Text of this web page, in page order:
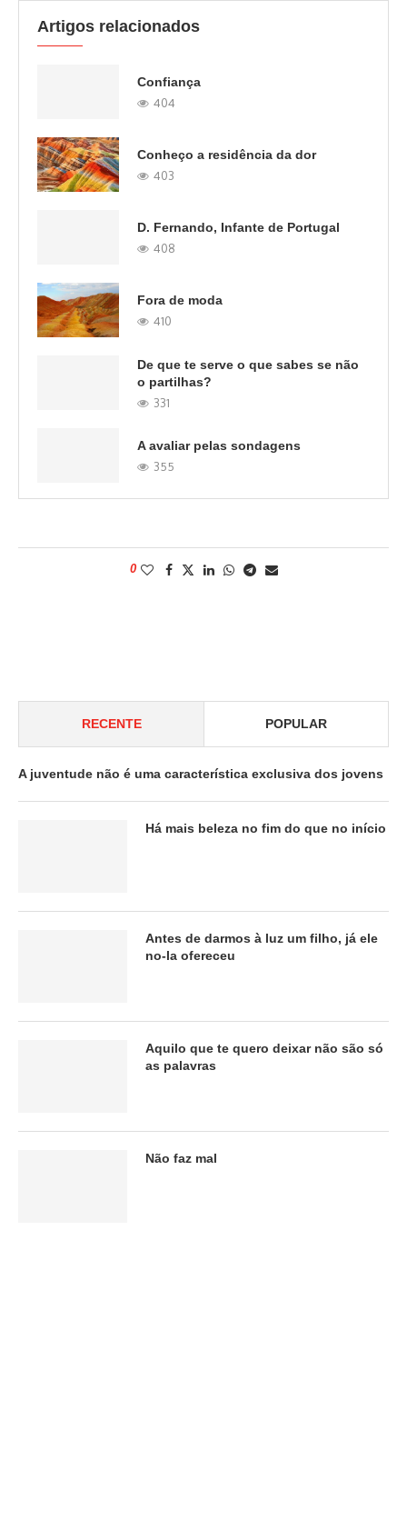
Artigos relacionados
Confiança
404
Conheço a residência da dor
403
D. Fernando, Infante de Portugal
408
Fora de moda
410
De que te serve o que sabes se não
o partilhas?
331
A avaliar pelas sondagens
355
0
RECENTE POPULAR
A juventude não é uma característica exclusiva dos jovens
Há mais beleza no fim do que no início
Antes de darmos à luz um filho, já ele
no-la ofereceu
Aquilo que te quero deixar não são só
as palavras
Não faz mal